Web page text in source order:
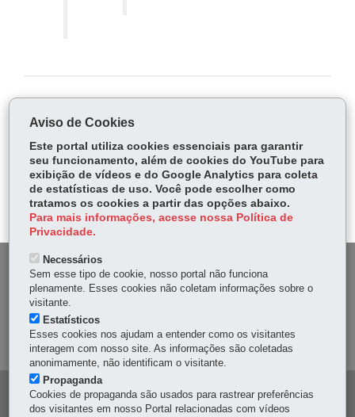
ce
bo
ok
Tw
itt
er
ha
ts
Ap
p
Voltar Início Imprimir Baixar
MAPA DO SITE
DENUNCIE CORRUPÇÃO
Navegação
Aviso de Cookies
Este portal utiliza cookies essenciais para garantir
seu funcionamento, além de cookies do YouTube para
exibição de vídeos e do Google Analytics para coleta
de estatísticas de uso. Você pode escolher como
tratamos os cookies a partir das opções abaixo.
Para mais informações, acesse nossa Política de
Privacidade.
Necessários
Sem esse tipo de cookie, nosso portal não funciona
plenamente. Esses cookies não coletam informações sobre o
visitante.
Estatísticos
Esses cookies nos ajudam a entender como os visitantes
interagem com nosso site. As informações são coletadas
anonimamente, não identificam o visitante.
Propaganda
Cookies de propaganda são usados para rastrear preferências
dos visitantes em nosso Portal relacionadas com vídeos